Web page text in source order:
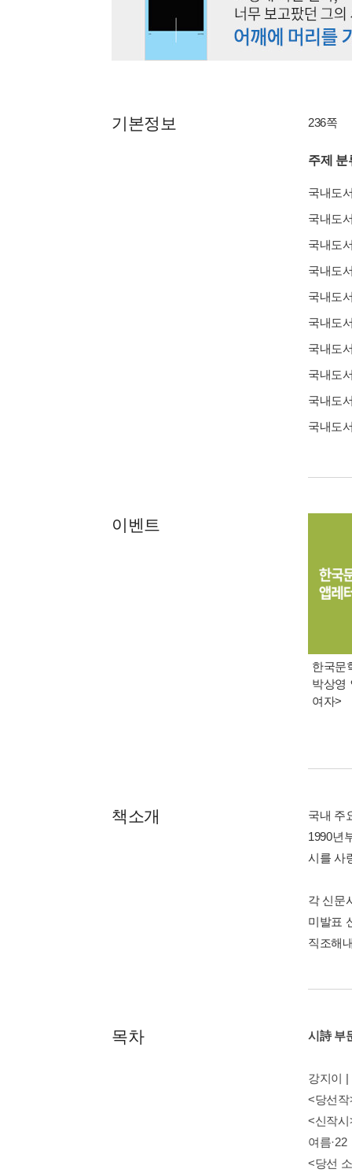
기본정보 236쪽
주제 분
국내도
국내도
국내도
국내도
국내도
국내도
국내도
국내도
국내도
국내도
이벤트
한국문
박상영
여자>
책소개
국내 주
1990년
시를 사
각 신문
미발표
직조해
목차 시詩 부
강지이 |
<당선작
<신작시
여름·22
<당선